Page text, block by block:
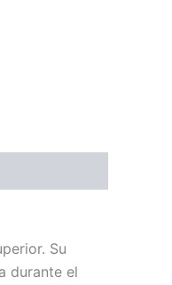
Su
durante el